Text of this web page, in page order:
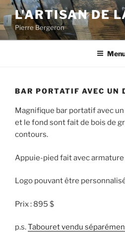
Aller
au
contenu
L'ARTISAN DE
Pierre Bergeron
BAR PORTATIF AVEC UN
Magnifique bar portatif avec
et le fond sont fait de bois de
contours.
Appuie-pied fait avec
Logo pouvant être
Prix : 895 $
p.s.Tabouret vendu